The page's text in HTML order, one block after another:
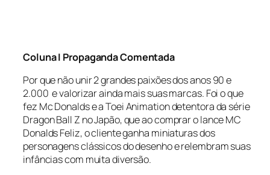
Coluna I Propaganda Comentada
Por que não unir 2 grandes paixões dos anos 90 e
2.000 e valorizar ainda mais suas marcas. Foi o que
fez Mc Donalds e a Toei Animation detentora da série
Dragon Ball Z no Japão, que ao comprar o lance MC
Donalds Feliz, o cliente ganha miniaturas dos
personagens clássicos do desenho e relembram suas
infâncias com muita diversão.